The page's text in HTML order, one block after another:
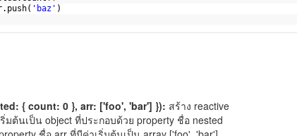
'baz' )
{ count: 0 }, arr: ['foo', 'bar'] }): สร้าง reactive
มต้นเป็น object ที่ประกอบด้วย property ชื่อ nested